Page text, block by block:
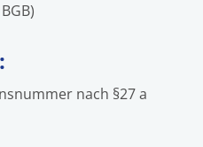
nach §27 a